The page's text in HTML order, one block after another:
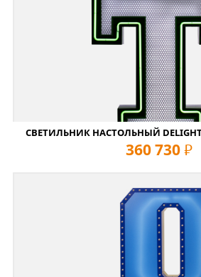
СВЕТИЛЬНИК НАСТОЛЬНЫЙ
360 730 руб